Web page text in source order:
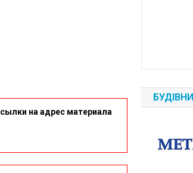
на адрес материала